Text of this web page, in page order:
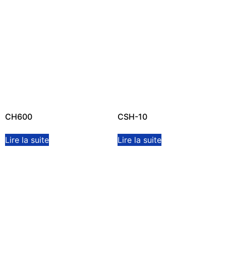
CH600
Lire la suite
CSH-10
Lire la suite